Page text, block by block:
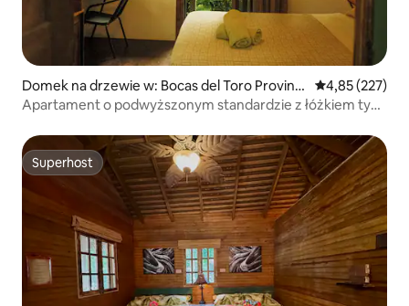
Domek na drzewie w: Bocas del Toro Provinc
e
Średnia
4,85 (227)
Apartament o podwyższonym standardzie z łóżkiem typu
Superhost
Superhost